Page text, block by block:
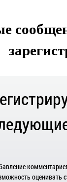
оценивать